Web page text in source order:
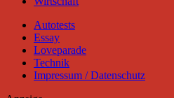
Autotests
Essay
Loveparade
Technik
Impressum / Datenschutz